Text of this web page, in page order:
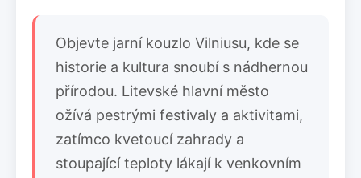
Objevte jarní kouzlo Vilniusu, kde se
historie a kultura snoubí s nádhernou
přírodou. Litevské hlavní město
ožívá pestrými festivaly a aktivitami,
zatímco kvetoucí zahrady a
stoupající teploty lákají k venkovním